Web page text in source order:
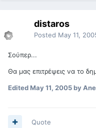
distaros
Posted May 11,
Σούπερ...
Θα μας επιτρέψεις να το
EditedMay 11, 2005by
Quote